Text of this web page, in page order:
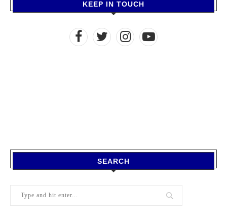
KEEP IN TOUCH
SEARCH